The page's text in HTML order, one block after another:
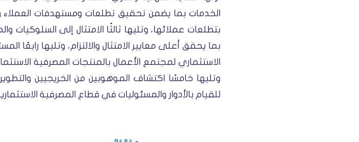
الخدمات بما يضمن تحقيق تطلعات ومستهدفات العملاء
بتطلعات عملائها، وتليها ثالثًا الامتثال إلى
بما يحقق أعلى معايير الامتثال والالتزام، وتليها
الاستثماري لمجتمع الأعمال بالمنتجات المصرفية
وتليها خامسًا اكتشاف الموهوبين من الخريجيين والتطوير
للقيام بالأدوار والمسئوليات في قطاع المصرفية